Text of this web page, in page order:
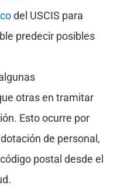
del USCIS para
predecir posibles
otras en tramitar
Esto ocurre por
de personal,
postal desde el